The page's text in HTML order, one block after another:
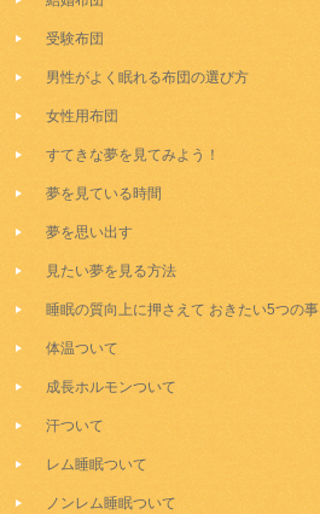
受験布団
男性がよく眠れる布団の選び方
女性用布団
すてきな夢を見てみよう！
夢を見ている時間
夢を思い出す
見たい夢を見る方法
睡眠の質向上に押さえて おきたい5つの事
体温ついて
成長ホルモンついて
汗ついて
レム睡眠ついて
ノンレム睡眠ついて